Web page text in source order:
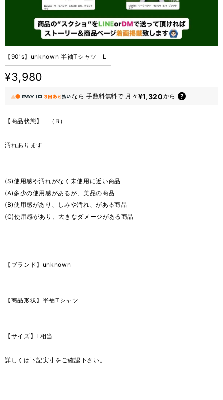
【90's】unknown 半袖Tシャツ L
¥3,980
なら 手数料無料で 月々 ¥1,320から
【商品状態】 （B）
汚れあります
(S)使用感や汚れがなく未使用に近い商品
(A)多少の使用感があるが、美品の商品
(B)使用感があり、しみや汚れ、がある商品
(C)使用感があり、大きなダメージがある商品
【ブランド】unknown
【商品形状】半袖Tシャツ
【サイズ】L相当
詳しくは下記実寸をご確認下さい。